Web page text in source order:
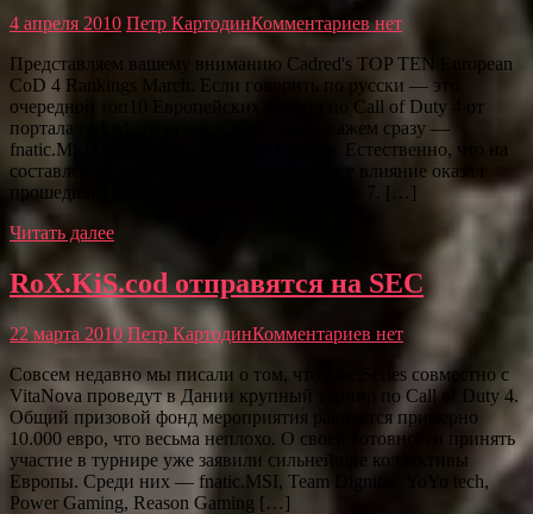
4 апреля 2010 Петр КартодинКомментариев нет
Представляем вашему вниманию Cadred's TOP TEN European
CoD 4 Rankings March. Если говорить по русски — это
очередной топ10 Европейских команд по Call of Duty 4 от
портала cadred.org за март 2010 года. Скажем сразу —
fnatic.MSI.CoD4 вновь первые в Европе. Естественно, что на
составление рейтинга за март наибольшее влияние оказал
прошедший турнир Crossfire Intel Challenge 7. […]
Читать далее
RoX.KiS.cod отправятся на SEC
22 марта 2010 Петр КартодинКомментариев нет
Совсем недавно мы писали о том, что SteelSeries совместно с
VitaNova проведут в Дании крупный турнир по Call of Duty 4.
Общий призовой фонд мероприятия равняется примерно
10.000 евро, что весьма неплохо. О своей готовности принять
участие в турнире уже заявили сильнейшие коллективы
Европы. Среди них — fnatic.MSI, Team Dignitas, YoYo tech,
Power Gaming, Reason Gaming […]